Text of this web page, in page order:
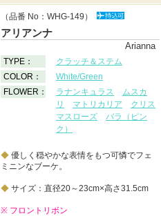
（品番 No：WHG-149）
アリアンナ
Arianna
TYPE：
クラッチ＆ステム
COLOR：
White/Green
FLOWER：
ラナンキュラス
ムスカ
リ
マトリカリア
クリス
マスローズ
バラ（ピン
ク）
◆ 優しく穏やかな表情をもつ可憐でフェ
ミニンなブーケ。
◆ サイズ：直径20～23cm×高さ31.5cm
※ フロントリボン